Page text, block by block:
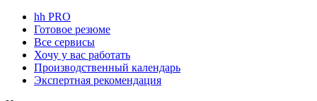
hh PRO
Готовое резюме
Все сервисы
Хочу у вас работать
Производственный календарь
Экспертная рекомендация